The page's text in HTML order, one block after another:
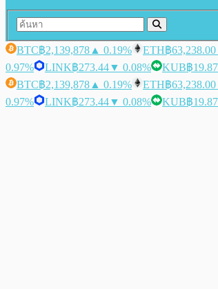
BTC฿2,139,878 ▲ 0.19% ETH฿63,238.00
0.97%
LINK฿273.44▼ 0.08% KUB฿19.87
BTC฿2,139,878 ▲ 0.19% ETH฿63,238.00
0.97%
LINK฿273.44▼ 0.08% KUB฿19.87